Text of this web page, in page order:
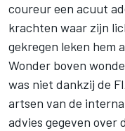
coureur een acuut
krachten waar zijn
gekregen leken hem
Wonder boven
was niet dankzij de
artsen van de
advies gegeven over